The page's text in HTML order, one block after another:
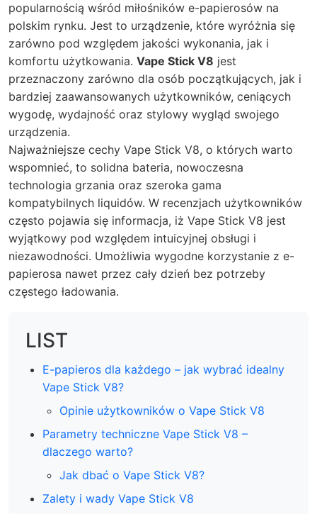
popularnością wśród miłośników e-papierosów na
polskim rynku. Jest to urządzenie, które wyróżnia się
zarówno pod względem jakości wykonania, jak i
komfortu użytkowania. Vape Stick V8 jest
przeznaczony zarówno dla osób początkujących, jak i
bardziej zaawansowanych użytkowników, ceniących
wygodę, wydajność oraz stylowy wygląd swojego
urządzenia.
Najważniejsze cechy Vape Stick V8, o których warto
wspomnieć, to solidna bateria, nowoczesna
technologia grzania oraz szeroka gama
kompatybilnych liquidów. W recenzjach użytkowników
często pojawia się informacja, iż Vape Stick V8 jest
wyjątkowy pod względem intuicyjnej obsługi i
niezawodności. Umożliwia wygodne korzystanie z e-
papierosa nawet przez cały dzień bez potrzeby
częstego ładowania.
LIST
E-papieros dla każdego – jak wybrać idealny
Vape Stick V8?
Opinie użytkowników o Vape Stick V8
Parametry techniczne Vape Stick V8 –
dlaczego warto?
Jak dbać o Vape Stick V8?
Zalety i wady Vape Stick V8